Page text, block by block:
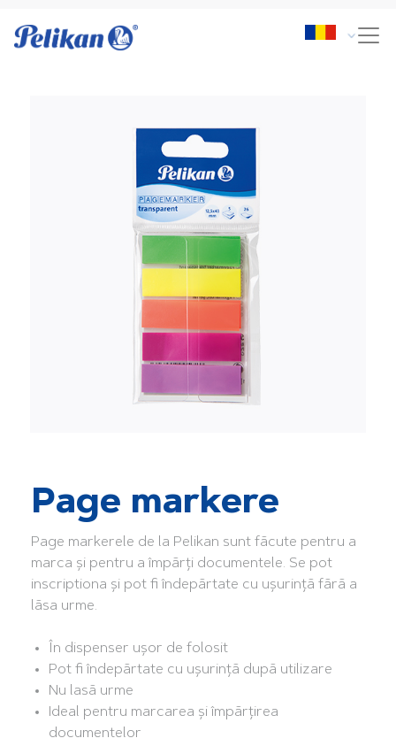
Page markere
Page markerele de la Pelikan sunt făcute pentru a
marca și pentru a împărți documentele. Se pot
inscriptiona și pot fi îndepărtate cu ușurință fără a
lăsa urme.
În dispenser ușor de folosit
Pot fi îndepărtate cu ușurință după utilizare
Nu lasă urme
Ideal pentru marcarea și împărțirea
documentelor